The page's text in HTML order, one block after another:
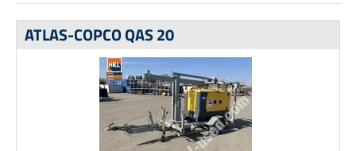
ATLAS-COPCO QAS 20